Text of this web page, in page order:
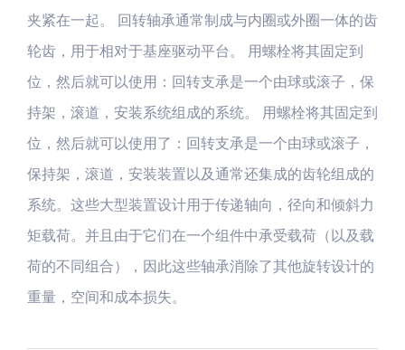
夹紧在一起。 回转轴承通常制成与内圈或外圈一体的齿
轮齿，用于相对于基座驱动平台。 用螺栓将其固定到
位，然后就可以使用：回转支承是一个由球或滚子，保
持架，滚道，安装系统组成的系统。 用螺栓将其固定到
位，然后就可以使用了：回转支承是一个由球或滚子，
保持架，滚道，安装装置以及通常还集成的齿轮组成的
系统。这些大型装置设计用于传递轴向，径向和倾斜力
矩载荷。并且由于它们在一个组件中承受载荷（以及载
荷的不同组合），因此这些轴承消除了其他旋转设计的
重量，空间和成本损失。